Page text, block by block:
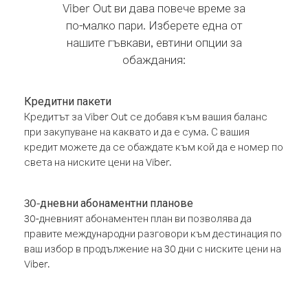
Viber Out ви дава повече време за
по-малко пари. Изберете една от
нашите гъвкави, евтини опции за
обаждания:
Кредитни пакети
Кредитът за Viber Out се добавя към вашия баланс
при закупуване на каквато и да е сума. С вашия
кредит можете да се обаждате към кой да е номер по
света на ниските цени на Viber.
30-дневни абонаментни планове
30-дневният абонаментен план ви позволява да
правите международни разговори към дестинация по
ваш избор в продължение на 30 дни с ниските цени на
Viber.